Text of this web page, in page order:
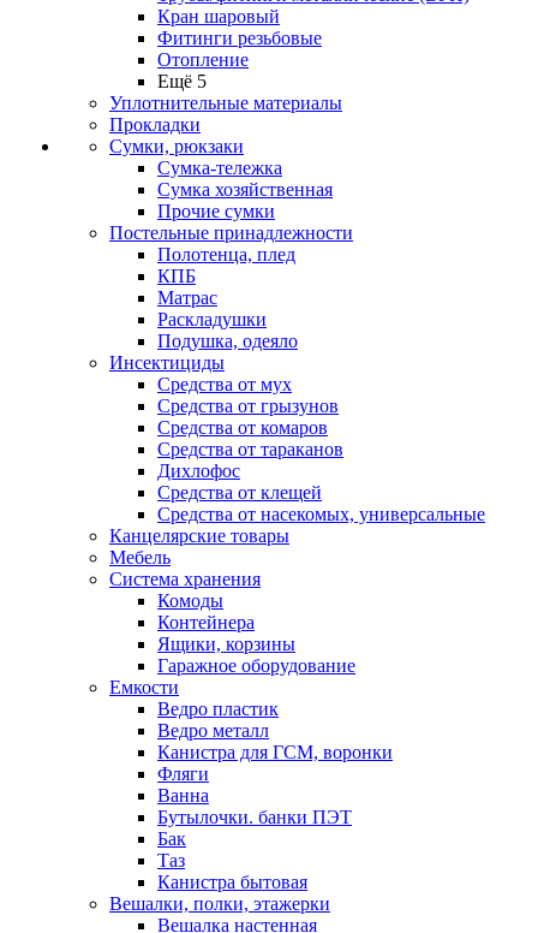
Кран шаровый
Фитинги резьбовые
Отопление
Ещё 5
Уплотнительные материалы
Прокладки
Сумки, рюкзаки
Сумка-тележка
Сумка хозяйственная
Прочие сумки
Постельные принадлежности
Полотенца, плед
КПБ
Матрас
Раскладушки
Подушка, одеяло
Инсектициды
Средства от мух
Средства от грызунов
Средства от комаров
Средства от тараканов
Дихлофос
Средства от клещей
Средства от насекомых, универсальные
Канцелярские товары
Мебель
Система хранения
Комоды
Контейнера
Ящики, корзины
Гаражное оборудование
Емкости
Ведро пластик
Ведро металл
Канистра для ГСМ, воронки
Фляги
Ванна
Бутылочки. банки ПЭТ
Бак
Таз
Канистра бытовая
Вешалки, полки, этажерки
Вешалка настенная